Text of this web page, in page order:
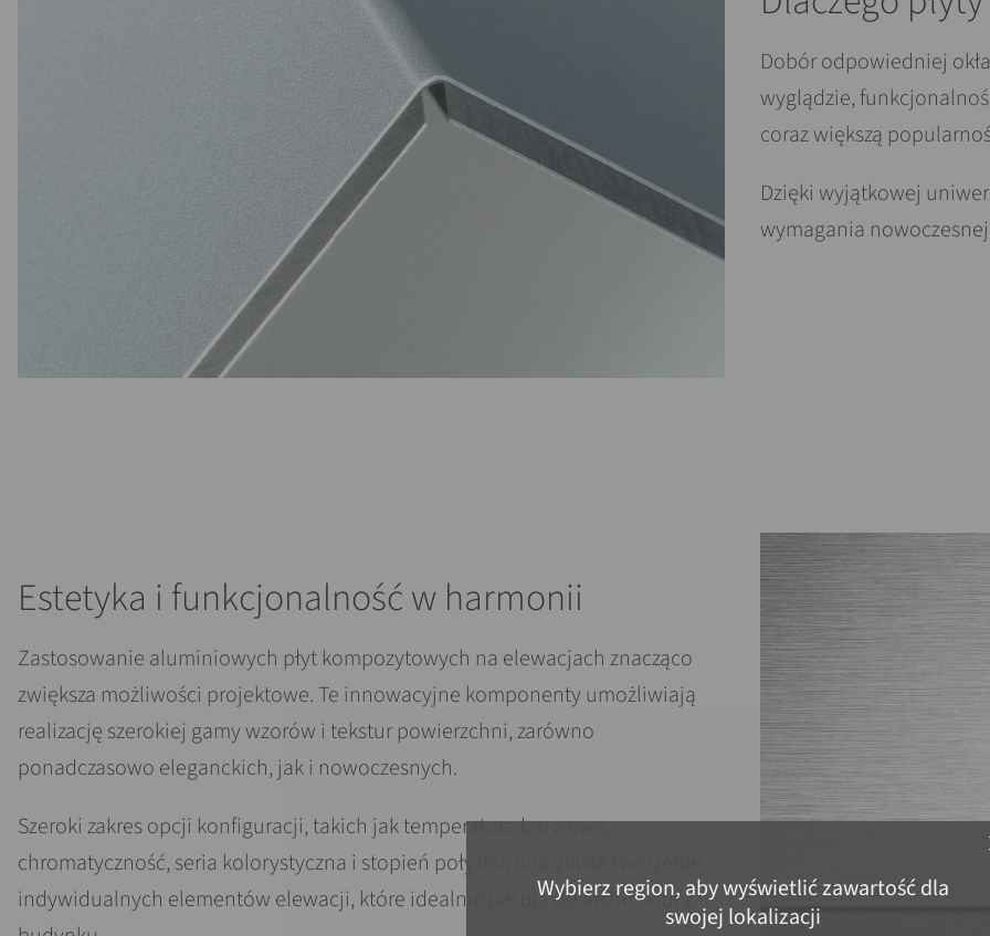
Wybierz region, aby wyświetlić zawartość dla
swojej lokalizacji
Dobór odpowiedniej
wyglądzie,
coraz większą
Dzięki wyjątkowej
wymagania
Estetyka i funkcjonalność w harmonii
Zastosowanie aluminiowych płyt kompozytowych na elewacjach znacząco
zwiększa możliwości projektowe. Te innowacyjne komponenty umożliwiają
realizację szerokiej gamy wzorów i tekstur powierzchni, zarówno
ponadczasowo eleganckich, jak i nowoczesnych.
Szeroki zakres opcji konfiguracji, takich jak temperatura barwowa,
chromatyczność, seria kolorystyczna i stopień połysku, umożliwia tworzenie
indywidualnych elementów elewacji, które idealnie pasują do architektury